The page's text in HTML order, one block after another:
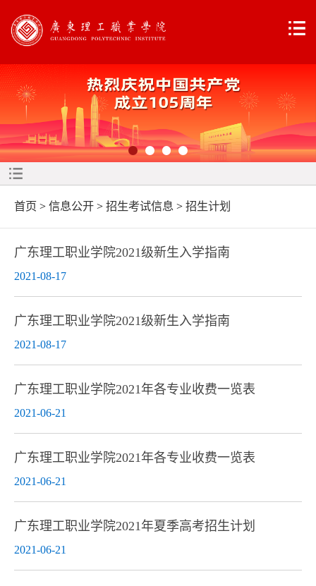
首页 > 信息公开 > 招生考试信息 > 招生计划
广东理工职业学院2021级新生入学指南
2021-08-17
广东理工职业学院2021级新生入学指南
2021-08-17
广东理工职业学院2021年各专业收费一览表
2021-06-21
广东理工职业学院2021年各专业收费一览表
2021-06-21
广东理工职业学院2021年夏季高考招生计划
2021-06-21